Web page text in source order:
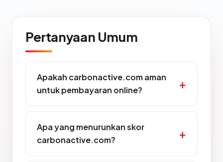
Pertanyaan Umum
Apakah carbonactive.com aman
untuk pembayaran online?
Apa yang menurunkan skor
carbonactive.com?